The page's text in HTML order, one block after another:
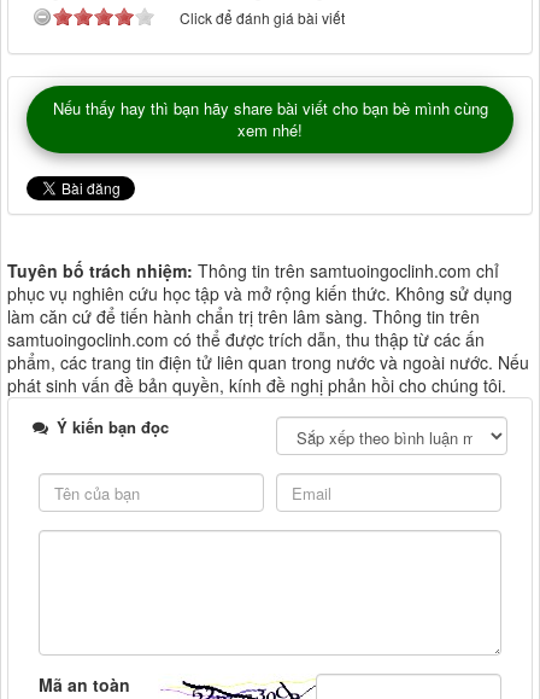
Click để đánh giá bài viết
Nếu thấy hay thì bạn hãy share bài viết cho bạn bè mình cùng
xem nhé!
Tuyên bố trách nhiệm: Thông tin trên samtuoingoclinh.com chỉ
phục vụ nghiên cứu học tập và mở rộng kiến thức. Không sử dụng
làm căn cứ để tiến hành chẩn trị trên lâm sàng. Thông tin trên
samtuoingoclinh.com có thể được trích dẫn, thu thập từ các ấn
phẩm, các trang tin điện tử liên quan trong nước và ngoài nước. Nếu
phát sinh vấn đề bản quyền, kính đề nghị phản hồi cho chúng tôi.
Ý kiến bạn đọc
Mã an toàn